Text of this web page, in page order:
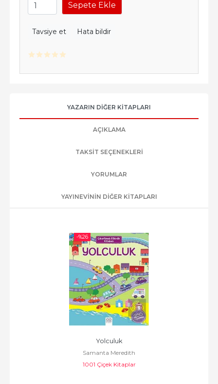
Sepete Ekle
Tavsiye et Hata bildir
YAZARIN DIĞER KITAPLARI
AÇIKLAMA
TAKSIT SEÇENEKLERI
YORUMLAR
YAYINEVININ DIĞER KITAPLARI
-%26
Yolculuk
Samanta Meredith
1001 Çiçek Kitaplar